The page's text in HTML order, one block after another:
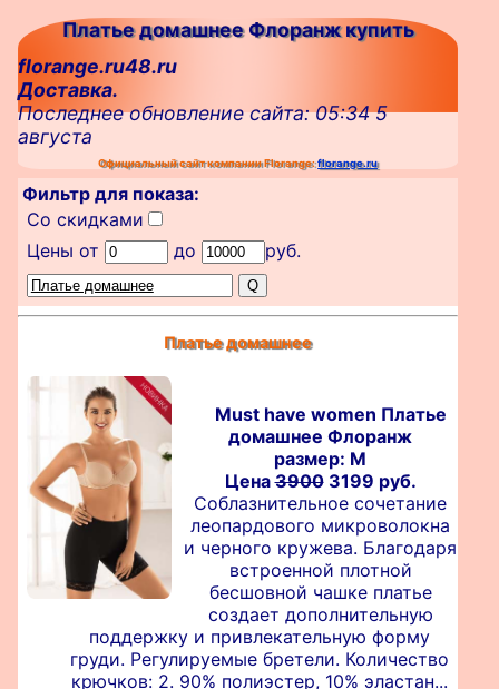
Платье домашнее Флоранж купить
florange.ru48.ru
Доставка.
Последнее обновление сайта: 05:34 5
августа
Официальный сайт компании Florange:florange.ru
Фильтр для показа:
Со скидками
Цены от
до руб.
Платье домашнее
Must have women Платье
домашнее Флоранж
размер: M
Цена39003199 руб.
Соблазнительное сочетание
леопардового микроволокна
и черного кружева. Благодаря
встроенной плотной
бесшовной чашке платье
создает дополнительную
поддержку и привлекательную форму
груди. Регулируемые бретели. Количество
крючков: 2. 90% полиэстер, 10% эластан...